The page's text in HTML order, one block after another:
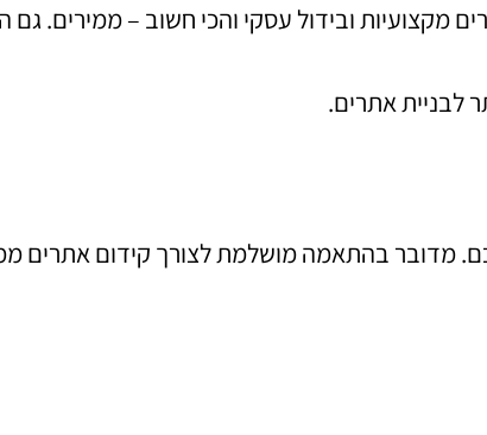
מקצועיות ובידול עסקי והכי חשוב – ממירים.
לבניית אתרים.
בהתאמה מושלמת לצורך קידום אתרים